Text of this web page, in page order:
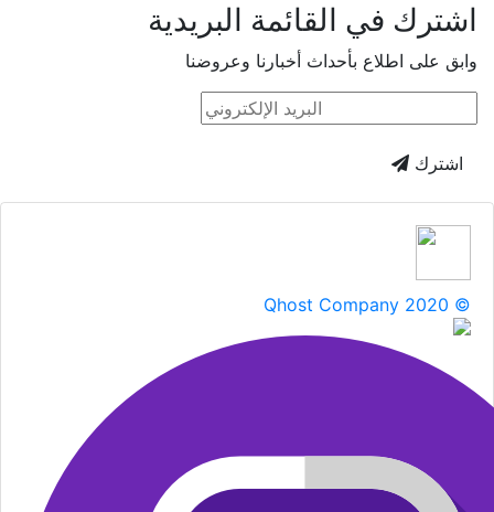
اشترك في القائمة البريدية
وابق على اطلاع بأحداث أخبارنا وعروضنا
اشترك
Qhost Company 2020 ©